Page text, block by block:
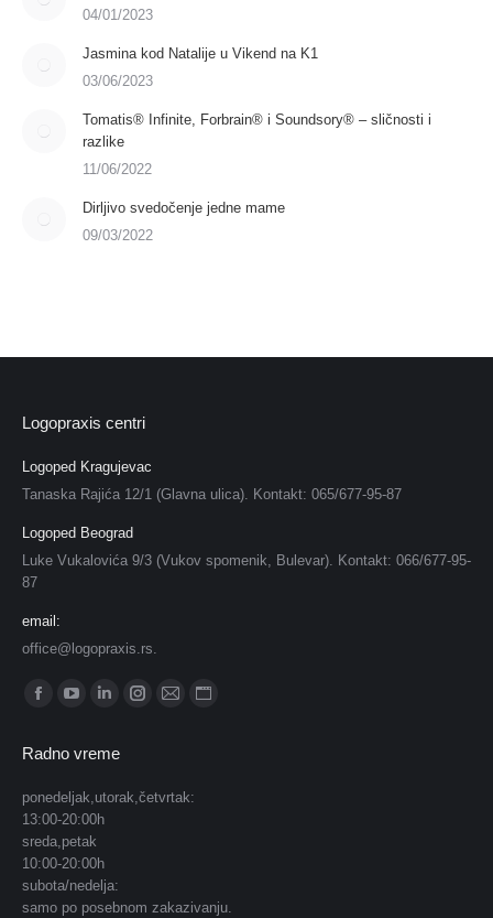
04/01/2023
Jasmina kod Natalije u Vikend na K1
03/06/2023
Tomatis® Infinite, Forbrain® i Soundsory® – sličnosti i
razlike
11/06/2022
Dirljivo svedočenje jedne mame
09/03/2022
Logopraxis centri
Logoped Kragujevac
Tanaska Rajića 12/1 (Glavna ulica). Kontakt: 065/677-95-87
Logoped Beograd
Luke Vukalovića 9/3 (Vukov spomenik, Bulevar). Kontakt: 066/677-95-
87
email:
office@logopraxis.rs.
Find us on:
opens
in
new
window
opens
in
new
window
opens
in
new
in
in
Radno vreme
ponedeljak,utorak,četvrtak:
13:00-20:00h
sreda,petak
10:00-20:00h
subota/nedelja:
samo po posebnom zakazivanju.